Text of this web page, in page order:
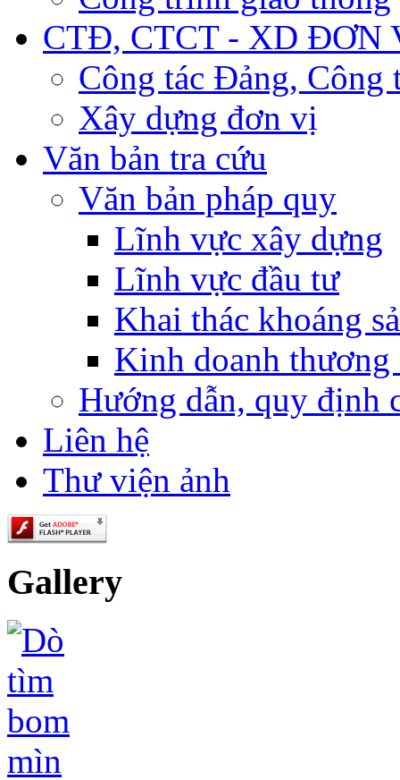
CTĐ, CTCT - XD ĐƠN
Công tác Đảng, Công
Xây dựng đơn vị
Văn bản tra cứu
Văn bản pháp quy
Lĩnh vực xây dựng
Lĩnh vực đầu tư
Khai thác khoáng
Kinh doanh thương
Hướng dẫn, quy định
Liên hệ
Thư viện ảnh
Gallery